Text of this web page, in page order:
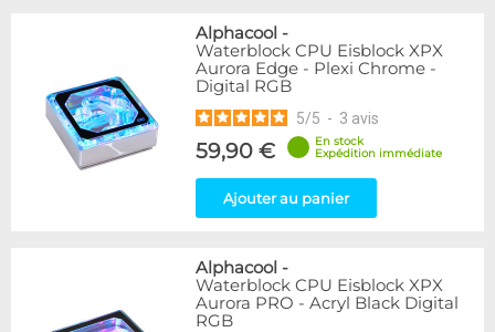
Alphacool -
Waterblock CPU Eisblock XPX
Aurora Edge - Plexi Chrome -
Digital RGB
5/5 - 3 avis
59,90 €
En stock
Expédition immédiate
Ajouter au panier
Alphacool -
Waterblock CPU Eisblock XPX
Aurora PRO - Acryl Black Digital
RGB